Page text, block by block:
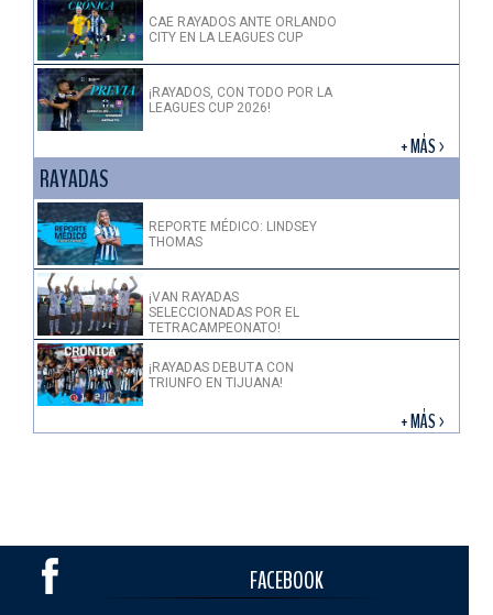
CAE RAYADOS ANTE ORLANDO
CITY EN LA LEAGUES CUP
¡RAYADOS, CON TODO POR LA
LEAGUES CUP 2026!
+ MÁS >
RAYADAS
REPORTE MÉDICO: LINDSEY
THOMAS
¡VAN RAYADAS
SELECCIONADAS POR EL
TETRACAMPEONATO!
¡RAYADAS DEBUTA CON
TRIUNFO EN TIJUANA!
+ MÁS >
FACEBOOK